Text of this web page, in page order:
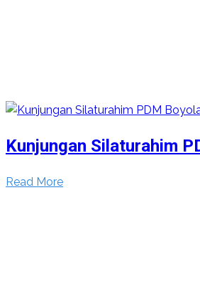
Kunjungan Silaturahim
Read More